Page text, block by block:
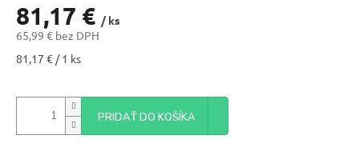
81,17 € / ks
65,99 € bez DPH
Jednotková
81,17 € / 1 ks
PRIDAŤ DO KOŠÍKA